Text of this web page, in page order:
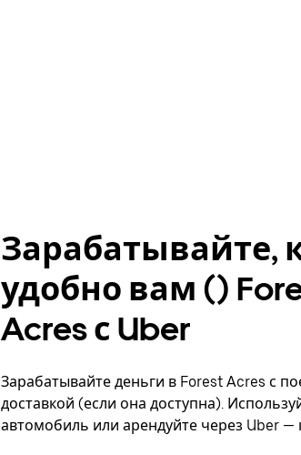
Зарабатывайте,
удобно вам ()
Acres с Uber
Зарабатывайте деньги в Forest Acres с
доставкой (если она доступна).
автомобиль или арендуйте через Uber —